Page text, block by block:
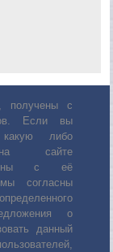
получены с
Если вы
либо
сайте
с её
согласны
о
данный